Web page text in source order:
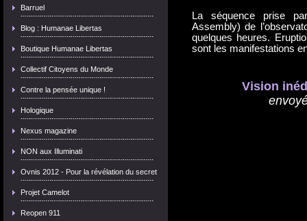
Barruel
Blog : Humanae Libertas
Boutique Humanae Libertas
Collectif Citoyens du Monde
Contre la pensée unique !
Hologique
Nexus magazine
NON aux Illuminati
Ovnis 2012 - Pour la révélation du secret
Projet Camelot
Reopen 911
La séquence prise
Assembly) de
quelques heures.
sont les manifestations
Vision